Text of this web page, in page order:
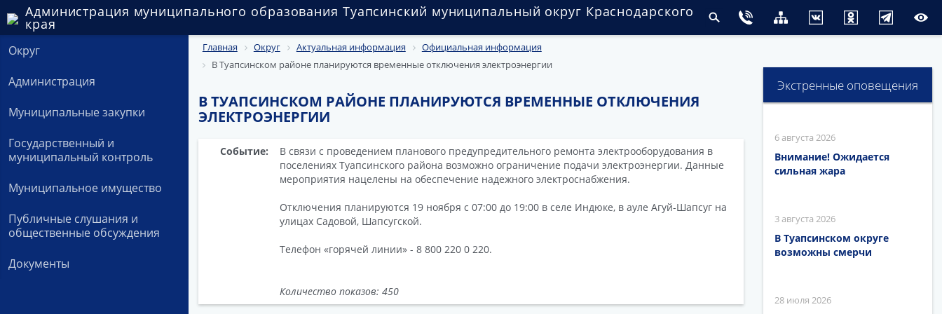
Администрация муниципального образования Туапсинский муниципальный округ Краснодарского
края
Округ
Администрация
Муниципальные закупки
Государственный и
муниципальный контроль
Муниципальное имущество
Публичные слушания и
общественные обсуждения
Документы
Главная Округ Актуальная информация
Официальная информация
В Туапсинском районе планируются временные отключения электроэнергии
В ТУАПСИНСКОМ РАЙОНЕ ПЛАНИРУЮТСЯ ВРЕМЕННЫЕ ОТКЛЮЧЕНИЯ
ЭЛЕКТРОЭНЕРГИИ
Событие:
В связи с проведением планового предупредительного ремонта электрооборудования в
поселениях Туапсинского района возможно ограничение подачи электроэнергии. Данные
мероприятия нацелены на обеспечение надежного электроснабжения.
Отключения планируются 19 ноября с 07:00 до 19:00 в селе Индюке, в ауле Агуй-Шапсуг на
улицах Садовой, Шапсугской.
Телефон «горячей линии» - 8 800 220 0 220.
Количество показов: 450
Экстренные оповещения
6 августа 2026
Внимание! Ожидается
сильная жара
3 августа 2026
В Туапсинском округе
возможны смерчи
28 июля 2026